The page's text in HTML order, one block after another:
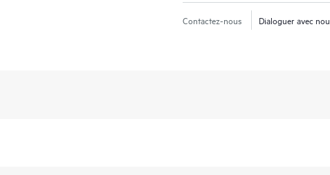
Contactez-nous Dialoguer avec